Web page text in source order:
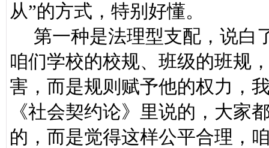
从”的方式，特别好懂。
第一种是法理型支配，说白
咱们学校的校规、班级的班规
害，而是规则赋予他的权力，
《社会契约论》里说的，大家
的，而是觉得这样公平合理，